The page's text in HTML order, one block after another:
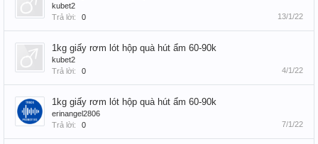
kubet2
Trả lời:
0 13/1/22
1kg giấy rơm lót hộp quà hút ẩm 60-90k
kubet2
Trả lời:
0 4/1/22
1kg giấy rơm lót hộp quà hút ẩm 60-90k
erinangel2806
Trả lời:
0 7/1/22